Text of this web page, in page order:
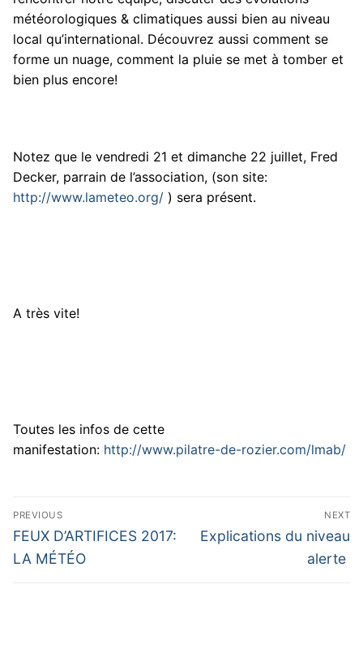
météorologiques & climatiques aussi bien au niveau
local qu’international. Découvrez aussi comment se
forme un nuage, comment la pluie se met à tomber et
bien plus encore!
Notez que le vendredi 21 et dimanche 22 juillet, Fred
Decker, parrain de l’association, (son site:
http://www.lameteo.org/ ) sera présent.
A très vite!
Toutes les infos de cette
manifestation: http://www.pilatre-de-rozier.com/lmab/
Navigation
de
l’article
PREVIOUS
Previous
post:
FEUX D’ARTIFICES 2017:
LA MÉTÉO
NEXT
Next
Explications du niveau
alerte